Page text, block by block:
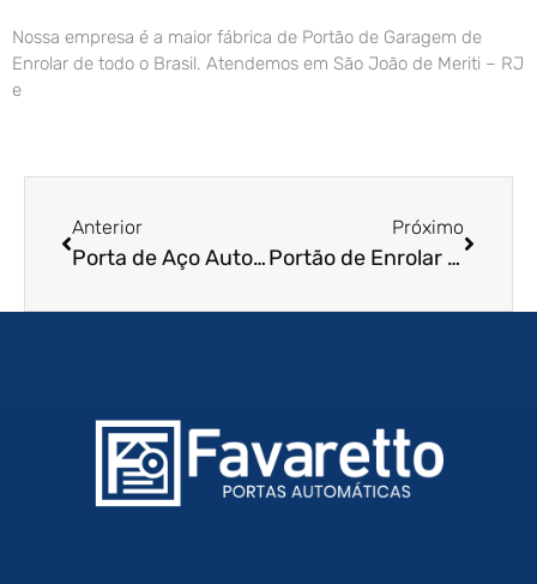
Nossa empresa é a maior fábrica de Portão de Garagem de
Enrolar de todo o Brasil. Atendemos em São João de Meriti – RJ
e
Anterior
Porta de Aço Automática em Itatiba – SP
Próximo
Portão de Enrolar em Lorena – SP